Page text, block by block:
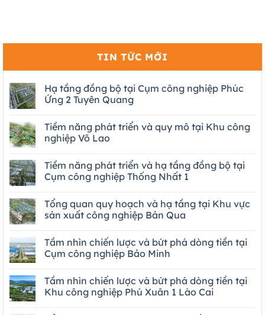
TIN TỨC MỚI
Hạ tầng đồng bộ tại Cụm công nghiệp Phúc
Ứng 2 Tuyên Quang
Tiềm năng phát triển và quy mô tại Khu công
nghiệp Võ Lao
Tiềm năng phát triển và hạ tầng đồng bộ tại
Cụm công nghiệp Thống Nhất 1
Tổng quan quy hoạch và hạ tầng tại Khu vực
sản xuất công nghiệp Bản Qua
Tầm nhìn chiến lược và bứt phá dòng tiền tại
Cụm công nghiệp Bảo Minh
Tầm nhìn chiến lược và bứt phá dòng tiền tại
Khu công nghiệp Phú Xuân 1 Lào Cai